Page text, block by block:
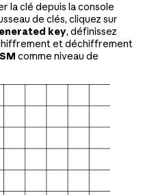
la clé depuis la console
de clés, cliquez sur
key, définissez
et déchiffrement
comme niveau de